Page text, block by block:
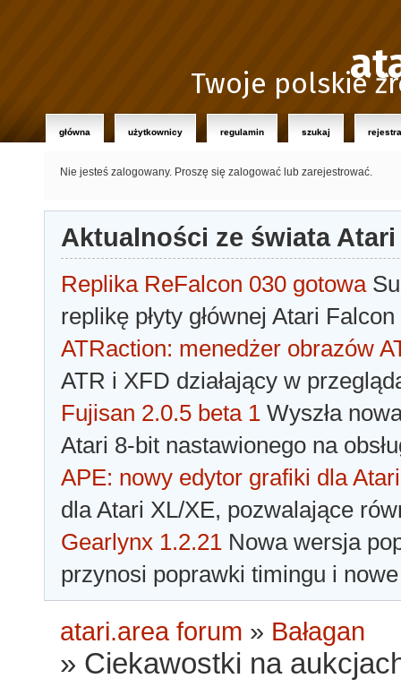
Twoje polskie
główna użytkownicy regulamin szukaj
Nie jesteś zalogowany. Proszę się zalogować lub zarejestrować.
Aktualności ze świata Atari
Replika ReFalcon 030 gotowa
replikę płyty głównej Atari
ATRaction: menedżer obrazów
ATR i XFD działający w
Fujisan 2.0.5 beta 1 Wyszła
Atari 8-bit nastawionego na
APE: nowy edytor grafiki dla Atari
dla Atari XL/XE, pozwalające
Gearlynx 1.2.21 Nowa wersja
przynosi poprawki timingu i
atari.area forum » Bałagan
» Ciekawostki na